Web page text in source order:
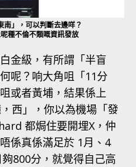
」，可以判斷去邊咩？
種不倫不類嘅資訊發放
金級，有所謂「半盲
呢？响大角咀「11分
或者黃埔，結果係上
西」，你以為機場「發
都焗住要開埋X，仲
係真係滿足於 1月、4
800分，就覺得自己高